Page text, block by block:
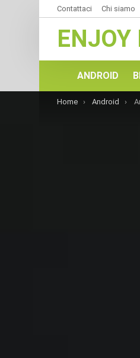
Contattaci Chi siamo
ENJOY
ANDROID
You are here:
Home Android